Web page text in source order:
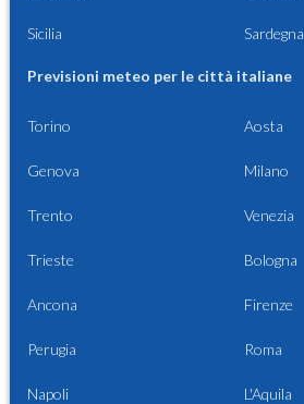
Sicilia Sardegna
Previsioni meteo per le città italiane
Torino Aosta
Genova Milano
Trento Venezia
Trieste Bologna
Ancona Firenze
Perugia Roma
Napoli L'Aquila